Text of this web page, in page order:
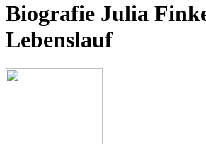
Biografie Julia
Lebenslauf